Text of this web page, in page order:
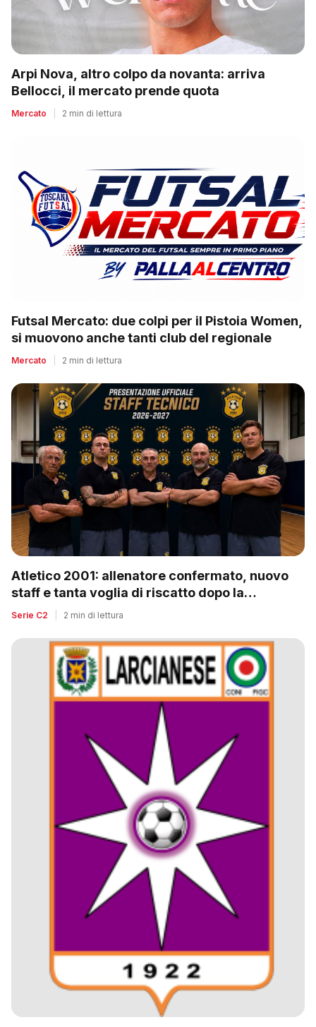
Arpi Nova, altro colpo da novanta: arriva
Bellocci, il mercato prende quota
Mercato 2 min di lettura
Futsal Mercato: due colpi per il Pistoia Women,
si muovono anche tanti club del regionale
Mercato 2 min di lettura
Atletico 2001: allenatore confermato, nuovo
staff e tanta voglia di riscatto dopo la
retrocessione
Serie C2 2 min di lettura